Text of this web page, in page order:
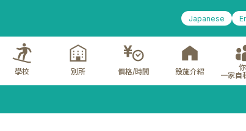
學校 別所 價格/時間 設施介紹
一家自
Japanese